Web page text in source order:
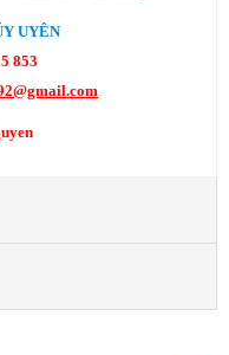
UYÊN
853